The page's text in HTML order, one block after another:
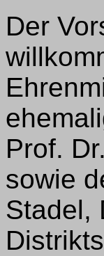
Der
Prof.
sowie
Stadel,